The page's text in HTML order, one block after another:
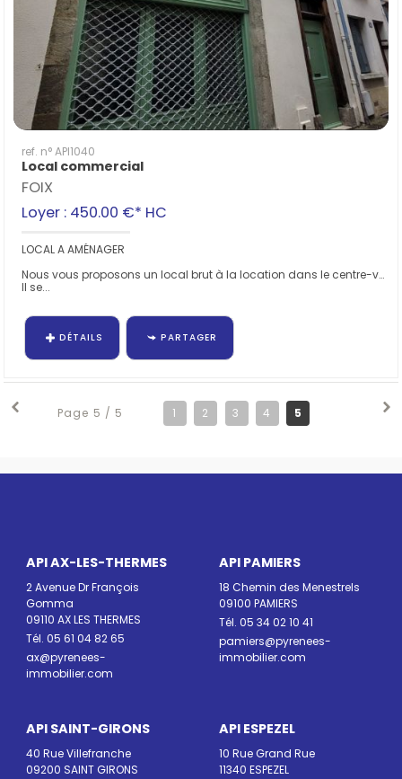
ref. n° API1040
Local commercial
FOIX
Loyer : 450.00 €* HC
LOCAL A AMÉNAGER
Nous vous proposons un local brut à la location dans le centre-ville de Foix, rue d'Albret.
Il se...
DÉTAILS PARTAGER
Page 5 / 5 1 2 3 4 5
API AX-LES-THERMES
2 Avenue Dr François
Gomma
09110 AX LES THERMES
Tél. 05 61 04 82 65
ax@pyrenees-
immobilier.com
API PAMIERS
18 Chemin des Menestrels
09100 PAMIERS
Tél. 05 34 02 10 41
pamiers@pyrenees-
immobilier.com
API SAINT-GIRONS
40 Rue Villefranche
09200 SAINT GIRONS
API ESPEZEL
10 Rue Grand Rue
11340 ESPEZEL